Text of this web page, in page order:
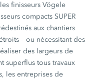
finisseurs Vögele
compacts SUPER
aux chantiers
– ou nécessitant des
des largeurs de
superflus tous travaux
les entreprises de